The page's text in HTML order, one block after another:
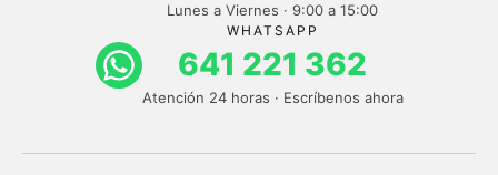
Lunes a Viernes · 9:00 a 15:00
WHATSAPP
641 221 362
Atención 24 horas · Escríbenos ahora